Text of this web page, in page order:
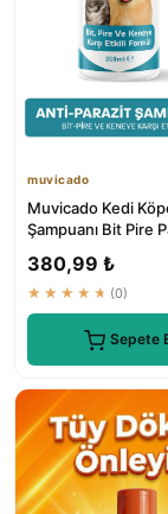
muvicado
Muvicado Kedi
Şampuanı Bit Pire
380,99 ₺
★★★★★ (0)
Sepete